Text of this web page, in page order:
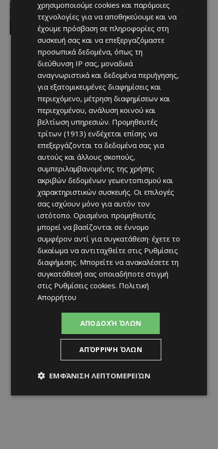
ΛΕΜΕΣΟΣ: Στον Υπουργό Εσωτερικών
η επόμενη κίνηση για την επικίνδυνη
πολυκατοικία Seagate
Afentiko - 10/08/2026
χρησιμοποιούμε cookies και παρόμοιες
τεχνολογίες για να αποθηκεύουμε και να
έχουμε πρόσβαση σε πληροφορίες στη
συσκευή σας και να επεξεργαζόμαστε
προσωπικά δεδομένα, όπως τη
διεύθυνση IP σας, μοναδικά
αναγνωριστικά και δεδομένα περιήγησης,
για εξατομικευμένες διαφημίσεις και
περιεχόμενο, μέτρηση διαφημίσεων και
περιεχομένου, ανάλυση κοινού και
βελτίωση υπηρεσιών. Προμηθευτές
τρίτων (1913) ενδέχεται επίσης να
επεξεργάζονται τα δεδομένα σας για
αυτούς και άλλους σκοπούς,
συμπεριλαμβανομένης της χρήσης
ακριβών δεδομένων γεωεντοπισμού και
χαρακτηριστικών συσκευής. Οι επιλογές
σας ισχύουν μόνο για αυτόν τον
ιστότοπο. Ορισμένοι προμηθευτές
μπορεί να βασίζονται σε έννομο
συμφέρον αντί για συγκατάθεση· έχετε το
δικαίωμα να αντιταχθείτε στις Ρυθμίσεις
διαφήμισης. Μπορείτε να ανακαλέσετε τη
συγκατάθεσή σας οποιαδήποτε στιγμή
στις Ρυθμίσεις cookies. Πολιτική
Απορρήτου
ΑΠΟΔΟΧΉ ΌΛΩΝ
ΑΠΌΡΡΙΨΗ ΌΛΩΝ
ΕΜΦΆΝΙΣΗ ΛΕΠΤΟΜΕΡΕΙΏΝ